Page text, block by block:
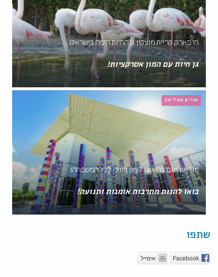
חי פארק קריית מוצקין גן החיות היפה בישראל!
גן חיות עם המון אטרקציות!
אורית ממליצה
מוזיאון אגם בראשון לציון חוויה לכל המשפחה!
בואו להנות מתרבות אומנות ותנועה!
שתפו
Facebook אימייל